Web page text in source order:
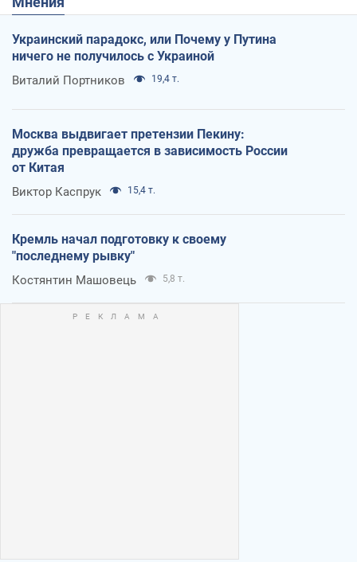
Украинский парадокс, или Почему у Путина
ничего не получилось с Украиной
Виталий Портников 19,4 т.
Москва выдвигает претензии Пекину:
дружба превращается в зависимость России
от Китая
Виктор Каспрук 15,4 т.
Кремль начал подготовку к своему
"последнему рывку"
Костянтин Машовець 5,8 т.